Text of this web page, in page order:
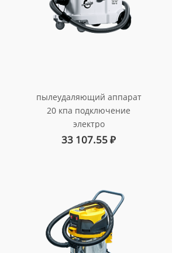
пылеудаляющий аппарат
20 кпа подключение
электро
пневмоинструмент 1600
33 107.55₽